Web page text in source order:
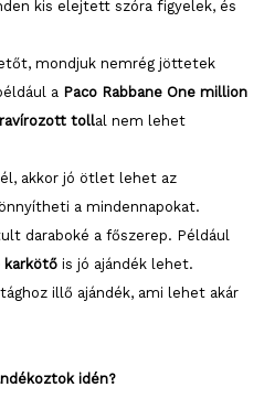
kis elejtett szóra figyelek, és
mondjuk nemrég jöttetek
a Paco Rabbane One million
tollal nem lehet
akkor jó ötlet lehet az
a mindennapokat.
daraboké a főszerep. Például
karkötő is jó ajándék lehet.
illő ajándék, ami lehet akár
idén?